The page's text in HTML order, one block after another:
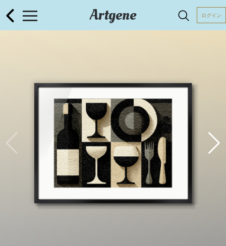
Artgene ログイン